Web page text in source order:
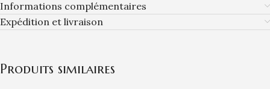
Informations complémentaires
Expédition et livraison
Produits similaires